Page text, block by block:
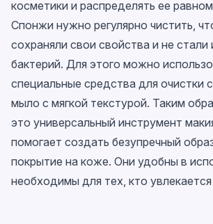
косметики и распределять ее
Спонжи нужно регулярно чистить,
сохраняли свои свойства и не стали
бактерий. Для этого можно
специальные средства для очистки
мыло с мягкой текстурой. Таким
это универсальный инструмент
помогает создать безупречный
покрытие на коже. Они удобны в
необходимы для тех, кто